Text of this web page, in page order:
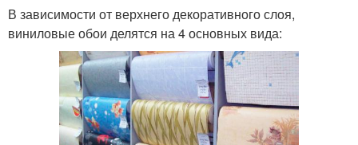
В зависимости от верхнего декоративного слоя,
виниловые обои делятся на 4 основных вида: